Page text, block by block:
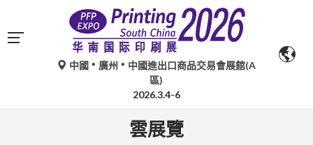
中國 廣州
中國進出口商品交易會展館(A
區)
2026.3.4-6
雲展覽